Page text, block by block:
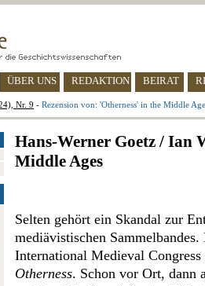
ÜBER UNS REDAKTION BEIRAT
Nr. 9 - Rezension von: 'Otherness' in the Middle
Hans-Werner Goetz / Ian
Middle Ages
Selten gehört ein Skandal zur
mediävistischen
International Medieval
Otherness. Schon vor Ort, dann